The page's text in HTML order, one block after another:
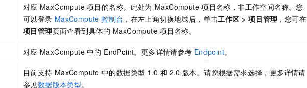
对应 MaxCompute 项目的名称。此处为 MaxCompute 项目名称，非工作空间名称。您
可以登录 MaxCompute 控制台 ，在左上角切换地域后，单击工作区 > 项目管理 ，您可在
项目管理页面查看到具体的 MaxCompute 项目名称。
对应 MaxCompute 中的 EndPoint。更多详情请参考 Endpoint。
目前支持 MaxCompute 中的数据类型 1.0 和 2.0 版本。请您根据需求选择，更多详情请
参见数据版本类型。